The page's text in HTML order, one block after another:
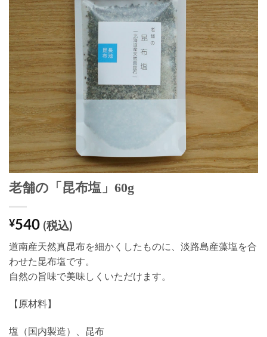
老舗の「昆布塩」60g
¥540 (税込)
道南産天然真昆布を細かくしたものに、淡路島産藻塩を合
わせた昆布塩です。
自然の旨味で美味しくいただけます。
【原材料】
塩（国内製造）、昆布